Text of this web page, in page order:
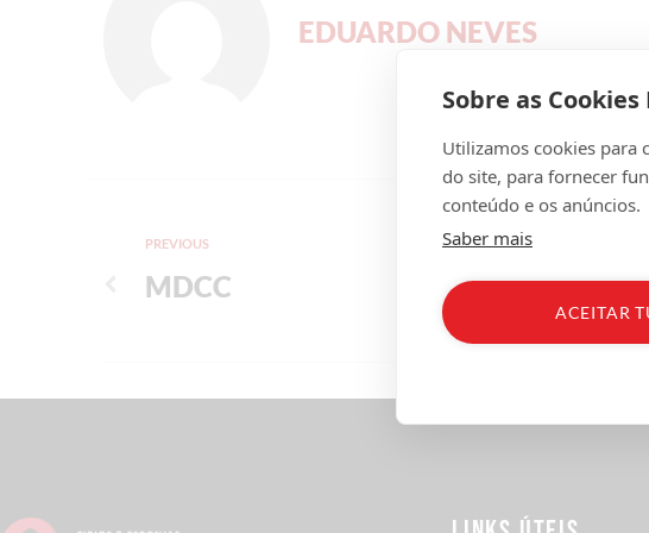
Sobre as
Utilizamos cookies para
do site, para fornecer
conteúdo e os anúncios.
Saber mais
ACEITAR
EDUARDO NEVES
PREVIOUS
MDCC